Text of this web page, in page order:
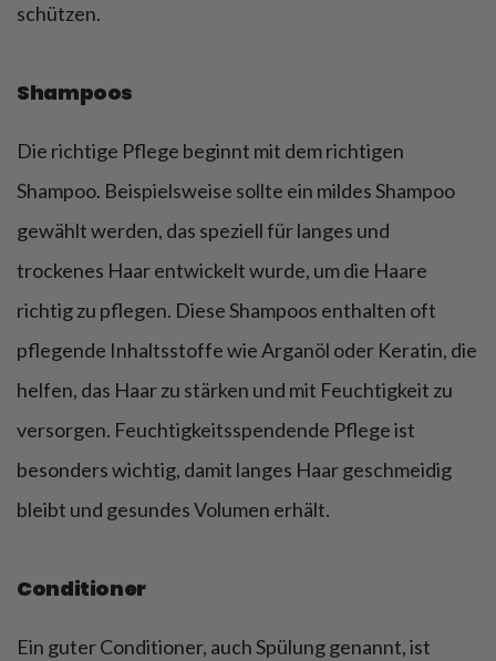
schützen.
Shampoos
Die richtige Pflege beginnt mit dem richtigen
Shampoo. Beispielsweise sollte ein mildes Shampoo
gewählt werden, das speziell für langes und
trockenes Haar entwickelt wurde, um die Haare
richtig zu pflegen. Diese Shampoos enthalten oft
pflegende Inhaltsstoffe wie Arganöl oder Keratin, die
helfen, das Haar zu stärken und mit Feuchtigkeit zu
versorgen. Feuchtigkeitsspendende Pflege ist
besonders wichtig, damit langes Haar geschmeidig
bleibt und gesundes Volumen erhält.
Conditioner
Ein guter Conditioner, auch Spülung genannt, ist